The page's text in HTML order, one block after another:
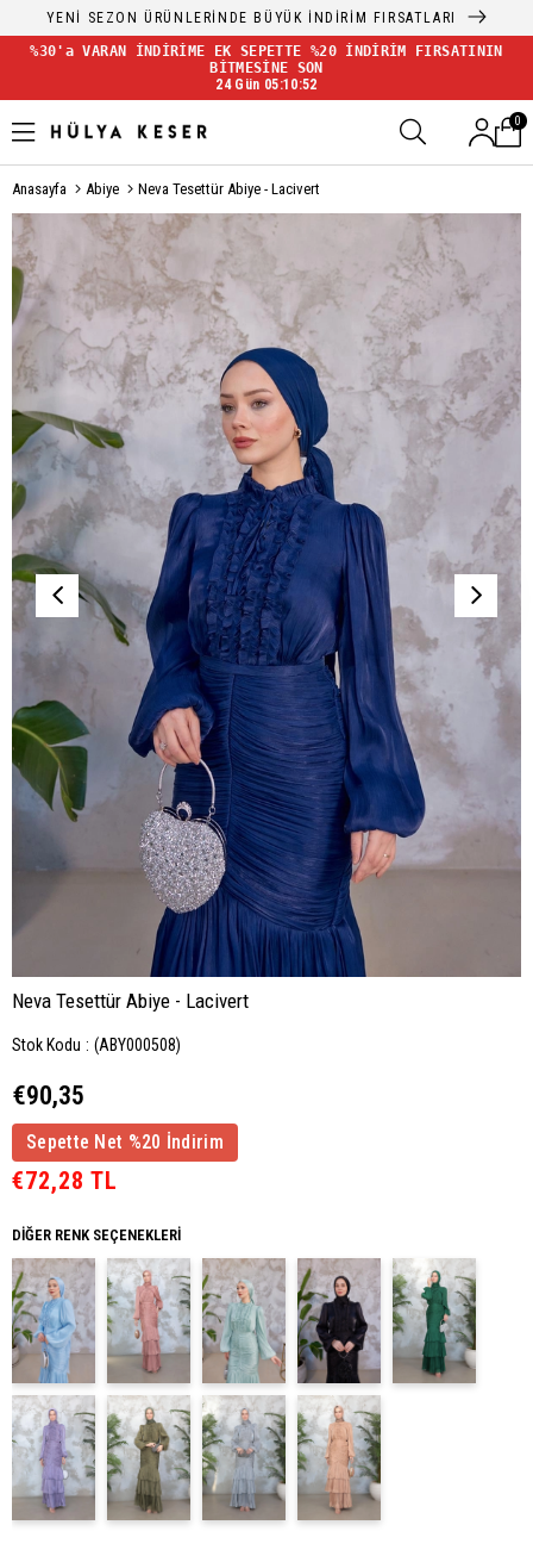
YENİ SEZON ÜRÜNLERİNDE BÜYÜK İNDİRİM FIRSATLARI
%30'a VARAN İNDİRİME EK SEPETTE %20 İNDİRİM FIRSATININ
BİTMESİNE SON
24 Gün 05:10:51
0
Anasayfa Abiye Neva Tesettür Abiye - Lacivert
Neva Tesettür Abiye - Lacivert
Stok Kodu (ABY000508)
€90,35
Sepette Net %20 İndirim
€72,28 TL
DIĞER RENK SEÇENEKLERI